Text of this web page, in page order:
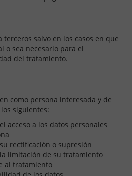
terceros salvo en los casos en que
o sea necesario para el
del tratamiento.
como persona interesada y de
los siguientes:
acceso a los datos personales
rectificación o supresión
limitación de su tratamiento
al tratamiento